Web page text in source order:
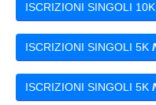
ISCRIZIONI SINGOLI 10K
ISCRIZIONI SINGOLI 5K
ISCRIZIONI SINGOLI 5K